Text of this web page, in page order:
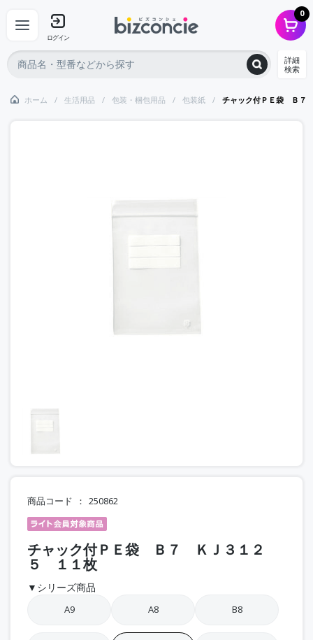
ログイン
0
詳細
検索
ホーム 生活用品 包装・梱包用品 包装紙 チャック付ＰＥ袋 Ｂ
商品コード 250862
チャック付ＰＥ袋 Ｂ７ ＫＪ３１２
５ １１枚
▼シリーズ商品
A9 A8 B8